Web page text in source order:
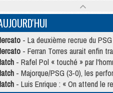
- La deuxième recrue du
- Ferran Torres aurait enfin tranché
- Rafel Pol « touché » par l'hommage
- Majorque/PSG (3-0), les
- Luis Enrique : « On attend le retour